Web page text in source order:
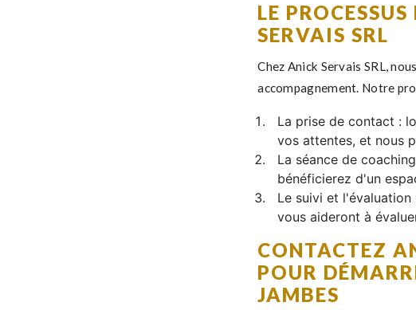
LE
SERVAIS SRL
Chez Anick Servais SRL,
accompagnement. Notre
La prise de contact :
vos attentes, et nous
La séance de
bénéficierez d'un
Le suivi et
vous aideront à
CONTACTEZ
POUR
JAMBES